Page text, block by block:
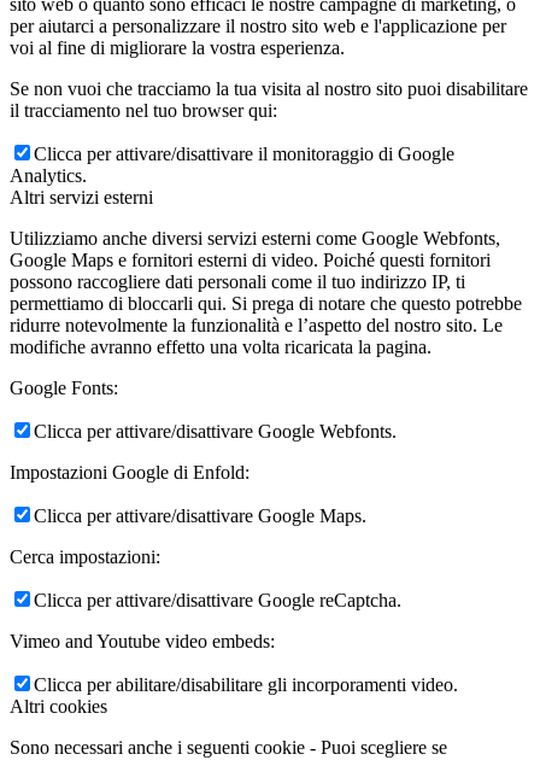
per aiutarci a personalizzare il nostro sito web e l'applicazione per
voi al fine di migliorare la vostra esperienza.
Se non vuoi che tracciamo la tua visita al nostro sito puoi disabilitare
il tracciamento nel tuo browser qui:
Clicca per attivare/disattivare il monitoraggio di Google
Analytics.
Altri servizi esterni
Utilizziamo anche diversi servizi esterni come Google Webfonts,
Google Maps e fornitori esterni di video. Poiché questi fornitori
possono raccogliere dati personali come il tuo indirizzo IP, ti
permettiamo di bloccarli qui. Si prega di notare che questo potrebbe
ridurre notevolmente la funzionalità e l’aspetto del nostro sito. Le
modifiche avranno effetto una volta ricaricata la pagina.
Google Fonts:
Clicca per attivare/disattivare Google Webfonts.
Impostazioni Google di Enfold:
Clicca per attivare/disattivare Google Maps.
Cerca impostazioni:
Clicca per attivare/disattivare Google reCaptcha.
Vimeo and Youtube video embeds:
Clicca per abilitare/disabilitare gli incorporamenti video.
Altri cookies
Sono necessari anche i seguenti cookie - Puoi scegliere se